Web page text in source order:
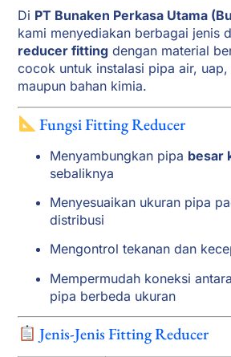
Di PT Bunaken Perkasa Utama
kami menyediakan berbagai jenis
reducer fitting dengan material
cocok untuk instalasi pipa air,
maupun bahan kimia.
Fungsi Fitting Reducer
Menyambungkan pipa besar
sebaliknya
Menyesuaikan ukuran pipa
distribusi
Mengontrol tekanan dan
Mempermudah koneksi
pipa berbeda ukuran
Jenis-Jenis Fitting Reducer